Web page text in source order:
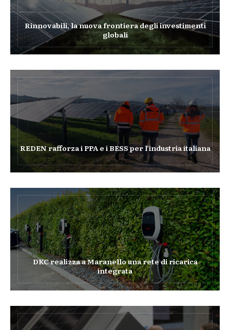
Rinnovabili, la nuova frontiera degli investimenti
globali
REDEN rafforza i PPA e i BESS per l’industria italiana
DKC realizza a Maranello una rete di ricarica
integrata